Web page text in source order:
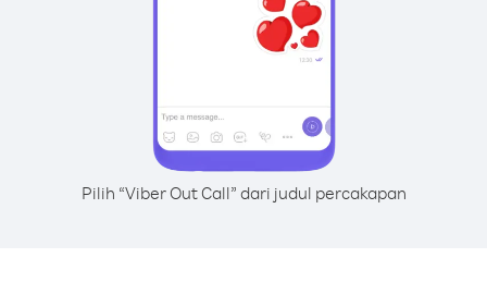
Pilih “Viber Out Call” dari judul percakapan